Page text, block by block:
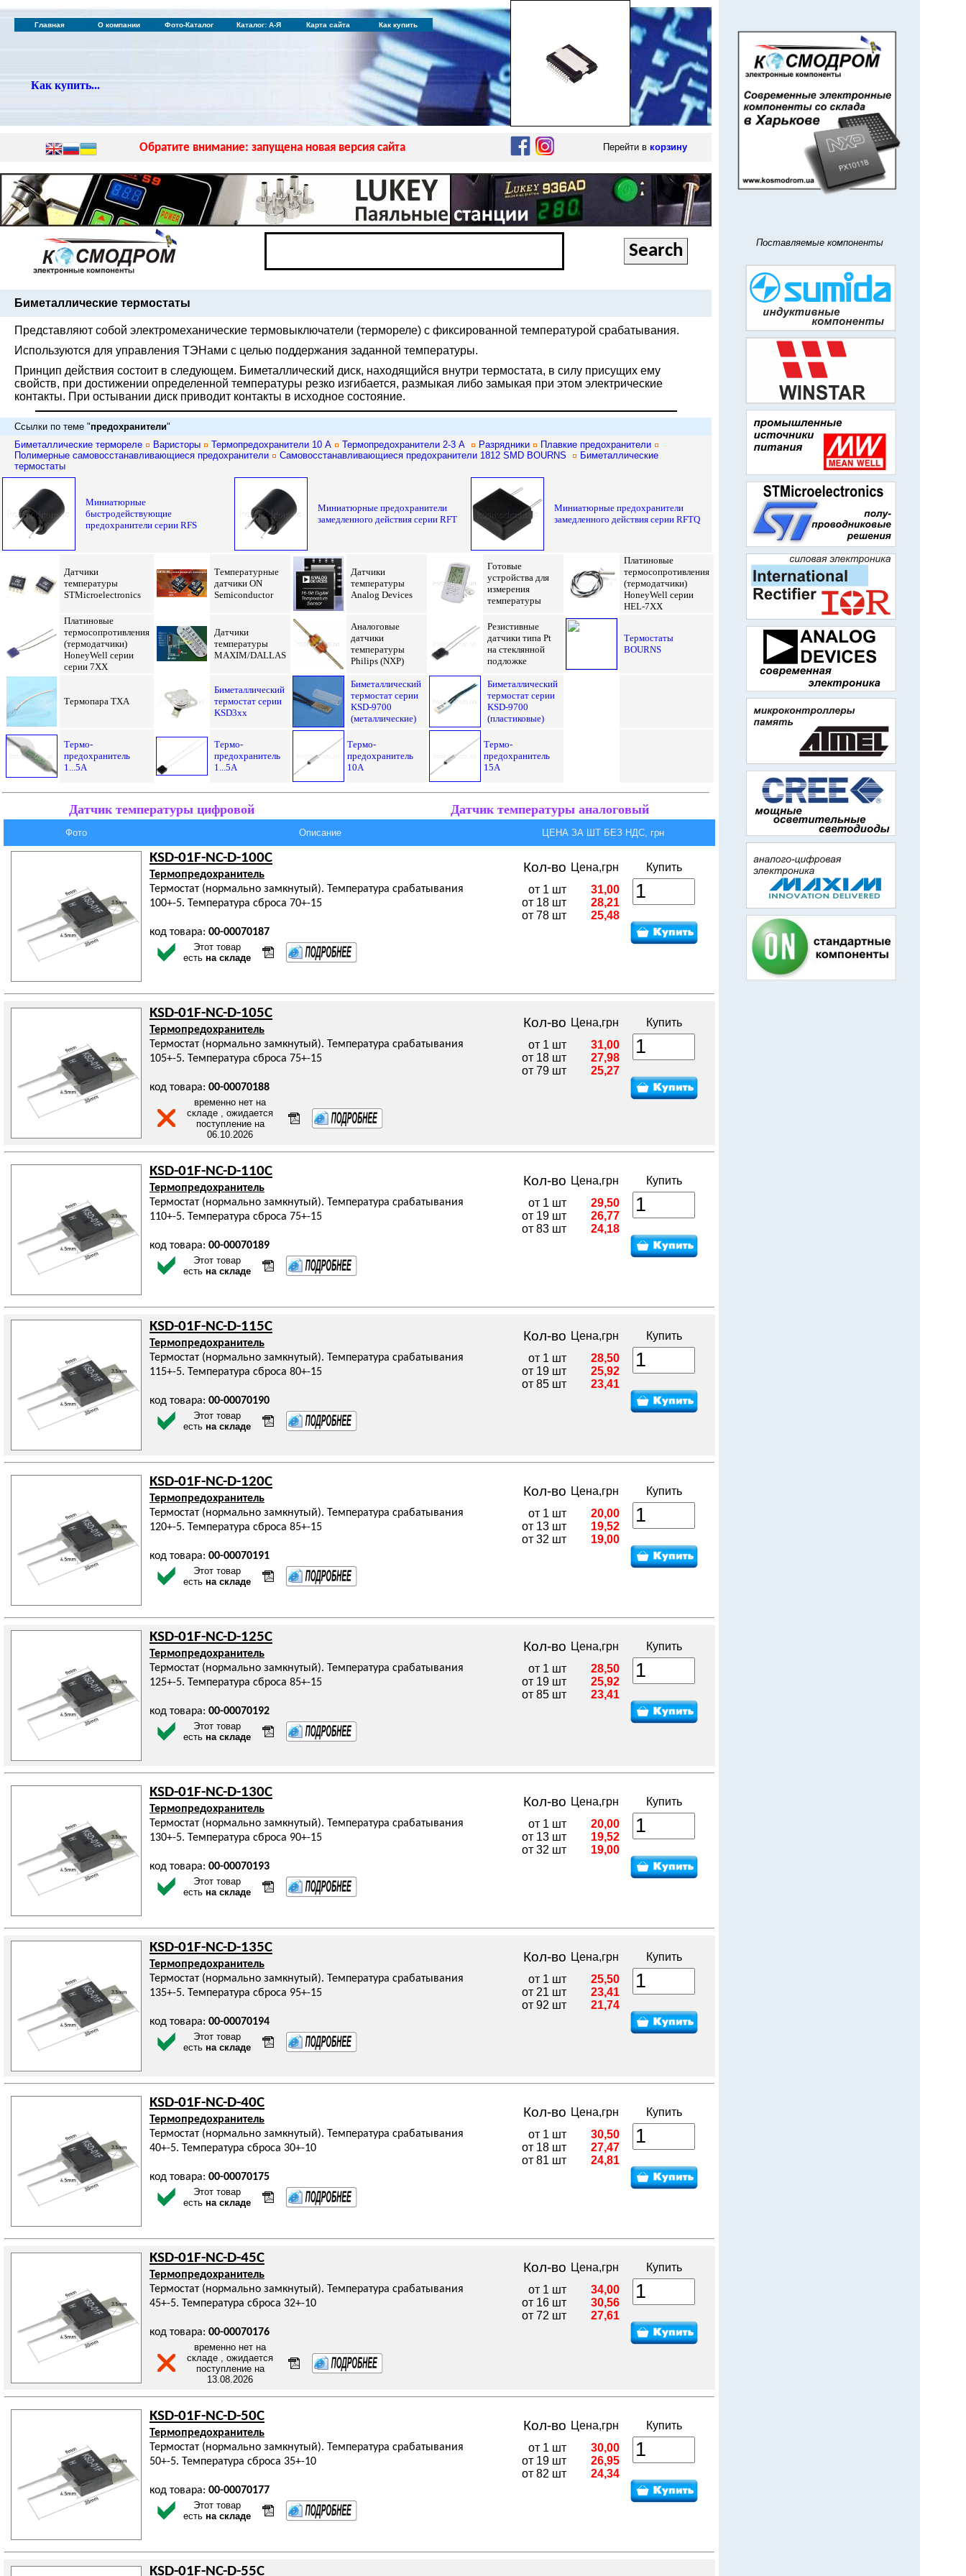
Главная О компании Фото-Каталог Каталог: А-Я Карта сайта Как купить
Как купить...
Обратите внимание: запущена новая версия сайта Перейти в корзину
Биметаллические термостаты
Представляют собой электромеханические термовыключатели (термореле) с фиксированной температурой срабатывания.
Используются для управления ТЭНами с целью поддержания заданной температуры.
Принцип действия состоит в следующем. Биметаллический диск, находящийся внутри термостата, в силу присущих ему
свойств, при достижении определенной температуры резко изгибается, размыкая либо замыкая при этом электрические
контакты. При остывании диск приводит контакты в исходное состояние.
Ссылки по теме "предохранители"
Биметаллические термореле Варисторы Термопредохранители 10 А Термопредохранители 2-3 А Разрядники
Плавкие предохранители
Полимерные самовосстанавливающиеся предохранители
Самовосстанавливающиеся предохранители 1812 SMD BOURNS
Биметаллические
термостаты
Миниатюрные
быстродействующие
предохранители серии RFS
Миниатюрные предохранители
замедленного действия серии RFT
Миниатюрные предохранители
замедленного действия серии RFTQ
Датчики
температуры
STMicroelectronics
Температурные
датчики ON
Semiconductor
Датчики
температуры
Analog Devices
Готовые
устройства для
измерения
температуры
Платиновые
термосопротивления
(термодатчики)
HoneyWell серии
HEL-7XX
Платиновые
термосопротивления
(термодатчики)
HoneyWell серии
серии 7XX
Датчики
температуры
MAXIM/DALLAS
Аналоговые
датчики
температуры
Philips (NXP)
Резистивные
датчики типа Pt
на стеклянной
подложке
Термостаты
BOURNS
Термопара ТХА
Биметаллический
термостат серии
KSD3xx
Биметаллический
термостат серии
KSD-9700
(металлические)
Биметаллический
термостат серии
KSD-9700
(пластиковые)
Термо-
предохранитель
1...5А
Термо-
предохранитель
1...5А
Термо-
предохранитель
10А
Термо-
предохранитель
15А
Датчик температуры цифровой Датчик температуры аналоговый
Фото Описание ЦЕНА ЗА ШТ БЕЗ НДС, грн
KSD-01F-NC-D-100C
Термопредохранитель
Термостат (нормально замкнутый). Температура срабатывания
100+-5. Температура сброса 70+-15
код товара: 00-00070187
Этот товар
есть на складе
Кол-во Цена,грн
Купить
от 1 шт
от 18 шт
от 78 шт
31,00
28,21
25,48
KSD-01F-NC-D-105C
Термопредохранитель
Термостат (нормально замкнутый). Температура срабатывания
105+-5. Температура сброса 75+-15
код товара: 00-00070188
временно нет на
складе , ожидается
поступление на
06.10.2026
Кол-во Цена,грн
Купить
от 1 шт
от 18 шт
от 79 шт
31,00
27,98
25,27
KSD-01F-NC-D-110C
Термопредохранитель
Термостат (нормально замкнутый). Температура срабатывания
110+-5. Температура сброса 75+-15
код товара: 00-00070189
Этот товар
есть на складе
Кол-во Цена,грн
Купить
от 1 шт
от 19 шт
от 83 шт
29,50
26,77
24,18
KSD-01F-NC-D-115C
Термопредохранитель
Термостат (нормально замкнутый). Температура срабатывания
115+-5. Температура сброса 80+-15
код товара: 00-00070190
Этот товар
есть на складе
Кол-во Цена,грн
Купить
от 1 шт
от 19 шт
от 85 шт
28,50
25,92
23,41
KSD-01F-NC-D-120C
Термопредохранитель
Термостат (нормально замкнутый). Температура срабатывания
120+-5. Температура сброса 85+-15
код товара: 00-00070191
Этот товар
есть на складе
Кол-во Цена,грн
Купить
от 1 шт
от 13 шт
от 32 шт
20,00
19,52
19,00
KSD-01F-NC-D-125C
Термопредохранитель
Термостат (нормально замкнутый). Температура срабатывания
125+-5. Температура сброса 85+-15
код товара: 00-00070192
Этот товар
есть на складе
Кол-во Цена,грн
Купить
от 1 шт
от 19 шт
от 85 шт
28,50
25,92
23,41
KSD-01F-NC-D-130C
Термопредохранитель
Термостат (нормально замкнутый). Температура срабатывания
130+-5. Температура сброса 90+-15
код товара: 00-00070193
Этот товар
есть на складе
Кол-во Цена,грн
Купить
от 1 шт
от 13 шт
от 32 шт
20,00
19,52
19,00
KSD-01F-NC-D-135C
Термопредохранитель
Термостат (нормально замкнутый). Температура срабатывания
135+-5. Температура сброса 95+-15
код товара: 00-00070194
Этот товар
есть на складе
Кол-во Цена,грн
Купить
от 1 шт
от 21 шт
от 92 шт
25,50
23,41
21,74
KSD-01F-NC-D-40C
Термопредохранитель
Термостат (нормально замкнутый). Температура срабатывания
40+-5. Температура сброса 30+-10
код товара: 00-00070175
Этот товар
есть на складе
Кол-во Цена,грн
Купить
от 1 шт
от 18 шт
от 81 шт
30,50
27,47
24,81
KSD-01F-NC-D-45C
Термопредохранитель
Термостат (нормально замкнутый). Температура срабатывания
45+-5. Температура сброса 32+-10
код товара: 00-00070176
временно нет на
складе , ожидается
поступление на
13.08.2026
Кол-во Цена,грн
Купить
от 1 шт
от 16 шт
от 72 шт
34,00
30,56
27,61
KSD-01F-NC-D-50C
Термопредохранитель
Термостат (нормально замкнутый). Температура срабатывания
50+-5. Температура сброса 35+-10
код товара: 00-00070177
Этот товар
есть на складе
Кол-во Цена,грн
Купить
от 1 шт
от 19 шт
от 82 шт
30,00
26,95
24,34
KSD-01F-NC-D-55C
Поставляемые компоненты